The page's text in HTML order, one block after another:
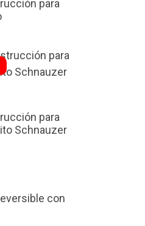
para
para
Schnauzer